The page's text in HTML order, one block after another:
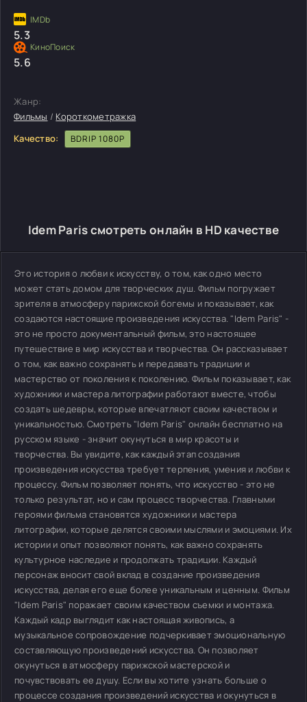
5.3
5.6
Жанр:
Фильмы / Короткометражка
Качество:
BDRIP 1080P
Idem Paris смотреть онлайн в HD качестве
Это история о любви к искусству, о том, как одно место
может стать домом для творческих душ. Фильм погружает
зрителя в атмосферу парижской богемы и показывает, как
создаются настоящие произведения искусства. "Idem Paris" -
это не просто документальный фильм, это настоящее
путешествие в мир искусства и творчества. Он рассказывает
о том, как важно сохранять и передавать традиции и
мастерство от поколения к поколению. Фильм показывает, как
художники и мастера литографии работают вместе, чтобы
создать шедевры, которые впечатляют своим качеством и
уникальностью. Смотреть "Idem Paris" онлайн бесплатно на
русском языке - значит окунуться в мир красоты и
творчества. Вы увидите, как каждый этап создания
произведения искусства требует терпения, умения и любви к
процессу. Фильм позволяет понять, что искусство - это не
только результат, но и сам процесс творчества. Главными
героями фильма становятся художники и мастера
литографии, которые делятся своими мыслями и эмоциями. Их
истории и опыт позволяют понять, как важно сохранять
культурное наследие и продолжать традиции. Каждый
персонаж вносит свой вклад в создание произведения
искусства, делая его еще более уникальным и ценным. Фильм
"Idem Paris" поражает своим качеством съемки и монтажа.
Каждый кадр выглядит как настоящая живопись, а
музыкальное сопровождение подчеркивает эмоциональную
составляющую произведений искусства. Он позволяет
окунуться в атмосферу парижской мастерской и
почувствовать ее душу. Если вы хотите узнать больше о
процессе создания произведений искусства и окунуться в